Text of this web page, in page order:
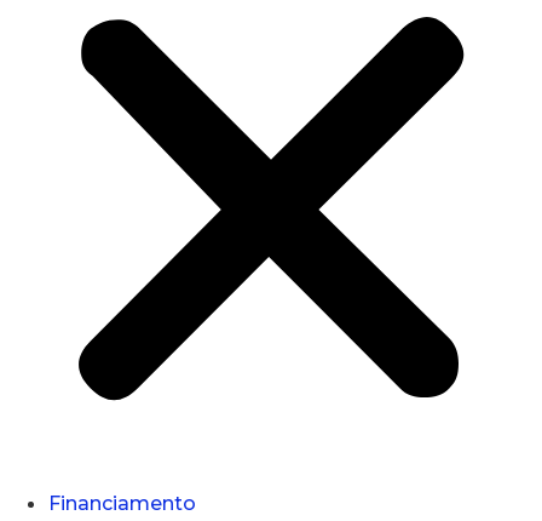
Financiamento